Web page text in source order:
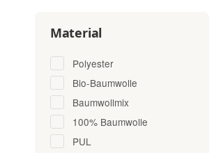
Material
Polyester
Bio-Baumwolle
Baumwollmix
100% Baumwolle
PUL